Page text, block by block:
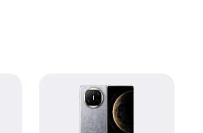
Заказать